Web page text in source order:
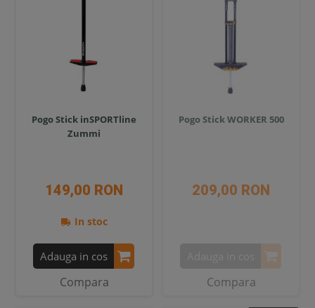
Pogo Stick inSPORTline
Zummi
149,00 RON
In stoc
Adauga in cos
Compara
Pogo Stick WORKER 500
209,00 RON
Compara